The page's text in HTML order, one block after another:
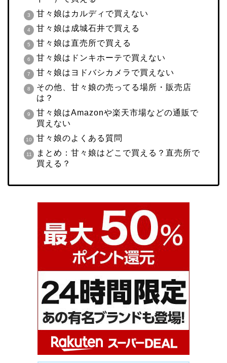
甘々娘はカルディで買えない
甘々娘は成城石井で買える
甘々娘は直売所で買える
甘々娘はドンキホーテで買えない
甘々娘はヨドバシカメラで買えない
その他、甘々娘の売ってる場所・販売店
は？
甘々娘はAmazonや楽天市場などの通販で
買えない
甘々娘のよくある質問
まとめ：甘々娘はどこで買える？直売所で
買える？